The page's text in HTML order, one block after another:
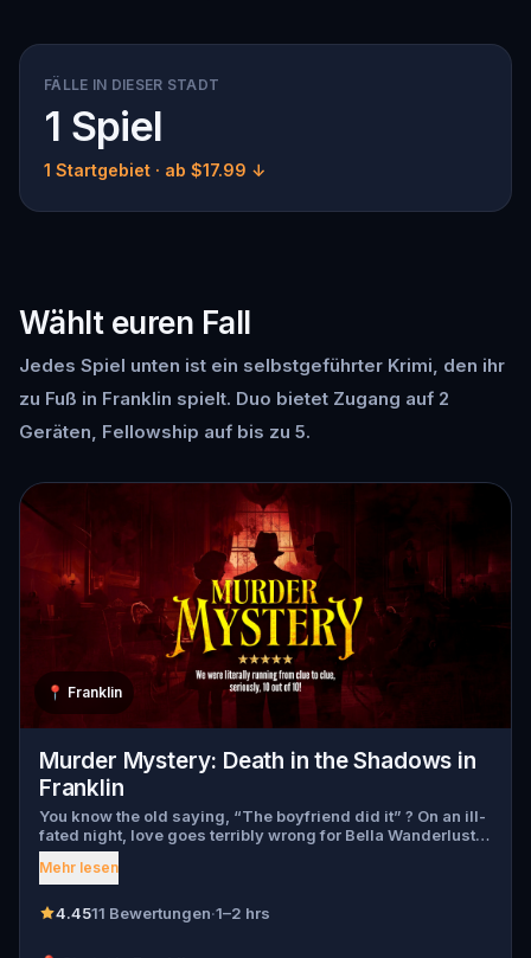
FÄLLE IN DIESER STADT
1 Spiel
1 Startgebiet · ab $17.99 ↓
Wählt euren Fall
Jedes Spiel unten ist ein selbstgeführter Krimi, den ihr
zu Fuß in Franklin spielt. Duo bietet Zugang auf 2
Geräten, Fellowship auf bis zu 5.
📍 Franklin
Murder Mystery: Death in the Shadows in
Franklin
You know the old saying, “The boyfriend did it” ? On an ill-
fated night, love goes terribly wrong for Bella Wanderlust
and Walter Bridges . Bella, a famous travel blogger, was
found dead during a ghost tour led by the theatrical Percy
Walter, the obsessed boyfriend? Percy, the ghost tour
Mehr lesen
4.4511 Bewertungen·1–2 hrs